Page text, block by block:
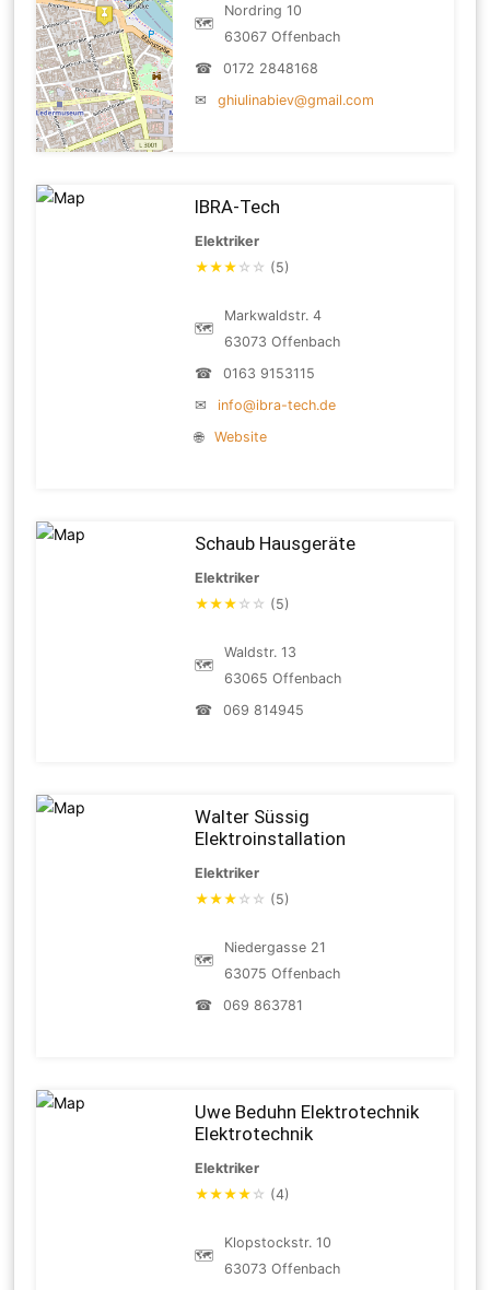
🗺
Nordring 10
63067 Offenbach
☎
0172 2848168
✉
ghiulinabiev@gmail.com
IBRA-Tech
Elektriker
★★★ ☆ ☆ (5)
🗺
Markwaldstr. 4
63073 Offenbach
☎
0163 9153115
✉
info@ibra-tech.de
🌐
Website
Schaub Hausgeräte
Elektriker
★★★ ☆ ☆ (5)
🗺
Waldstr. 13
63065 Offenbach
☎
069 814945
Walter Süssig
Elektroinstallation
Elektriker
★★★ ☆ ☆ (5)
🗺
Niedergasse 21
63075 Offenbach
☎
069 863781
Uwe Beduhn Elektrotechnik
Elektrotechnik
Elektriker
★★★★ ☆ (4)
🗺
Klopstockstr. 10
63073 Offenbach